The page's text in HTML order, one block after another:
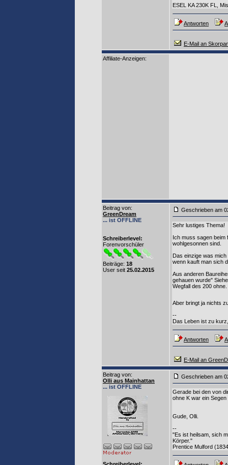
ESEL KA 230K FL,
Antworten
E-Mail an
Affiliate-Anzeigen:
Beitrag von:
GreenDream
... ist OFFLINE
Schreiberlevel:
Forenvorschüler
Beiträge: 18
User seit 25.02.2015
Geschrieben am
Sehr lustiges Thema!
Ich muss sagen beim
wohlgesonnen sind.
Das einzige was
wenn kauft man sich
Aus anderen
gehauen wurde"
Wegfall des 200 ohne.
Aber bringt ja nichts
--
Das Leben ist zu
Antworten
E-Mail an
Beitrag von:
Olli aus Mainhattan
... ist OFFLINE
Geschrieben am
Gerade bei den von
ohne K war ein
Gude, Olli.
--
"Es ist heilsam, sich
Körper."
Prentice Mulford